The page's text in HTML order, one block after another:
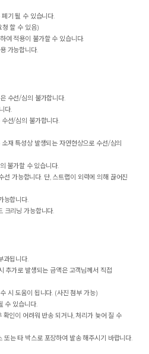
기 될 수 있습니다.
청 할 수 있음)
여 적용이 불가할 수 있습니다.
가능합니다.
수선/심의 불가합니다.
다.
선/심의 불가합니다.
재 특성상 발생되는 자연현상으로 수선/심의
불가할 수 있습니다.
가능합니다. 단, 스트랩이 외력에 의해 끊어진
능합니다.
크리닝 가능합니다.
과됩니다.
추가로 발생되는 금액은 고객님께서 직접
시 도움이 됩니다. (사진 첨부 가능)
수 있습니다.
인이 어려워 반송 되거나, 처리가 늦어 질 수
또는 타 박스로 포장하여 발송 해주시기 바랍니다.